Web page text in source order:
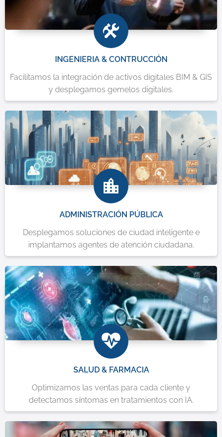
INGENIERIA & CONTRUCCIÓN
Facilitamos la integración de activos digitales BIM & GIS
y desplegamos gemelos digitales.
ADMINISTRACIÓN PÚBLICA
Desplegamos soluciones de ciudad inteligente e
implantamos agentes de atención ciudadana.
SALUD & FARMACIA
Optimizamos las ventas para cada cliente y
detectamos síntomas en tratamientos con IA.